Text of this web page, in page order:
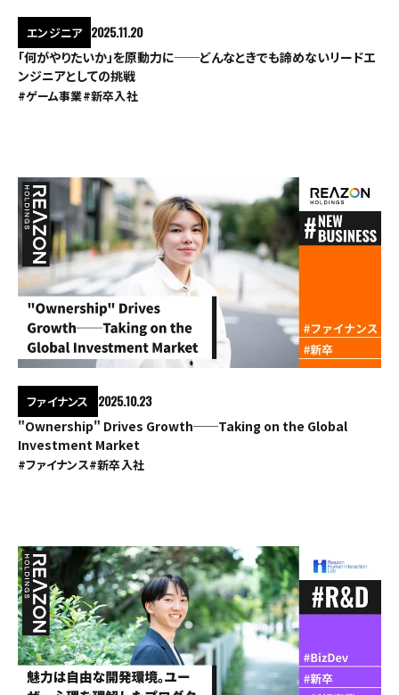
エンジニア 2025.11.20
「何がやりたいか」を原動力に──どんなときでも諦めないリードエ
ンジニアとしての挑戦
#ゲーム事業#新卒入社
ファイナンス
2025.10.23
"Ownership" Drives Growth──Taking on the Global
Investment Market
#ファイナンス#新卒入社